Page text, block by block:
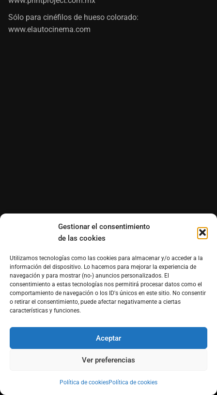
Gestionar el consentimiento
de las cookies
Utilizamos tecnologías como las cookies para almacenar y/o acceder a la
información del dispositivo. Lo hacemos para mejorar la experiencia de
navegación y para mostrar (no-) anuncios personalizados. El
consentimiento a estas tecnologías nos permitirá procesar datos como el
comportamiento de navegación o los ID's únicos en este sitio. No consentir
o retirar el consentimiento, puede afectar negativamente a ciertas
características y funciones.
Aceptar
Ver preferencias
Política de cookiesPolítica de cookies
Sólo para cinéfilos de hueso colorado:
www.elautocinema.com
®Derechos reservados de Morfosmedia Comunicaciones
prohibida la reproducción total o parcial WordPress
Política de cookies (UE)